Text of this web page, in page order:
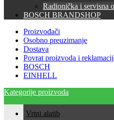
Radionička i servisna
BOSCH BRANDSHOP
Proizvođači
Osobno preuzimanje
Dostava
Povrat proizvoda i
BOSCH
EINHELL
Kategorije proizvoda
Vrtni alati